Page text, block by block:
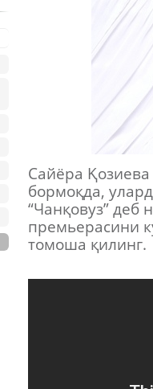
Сайёра
бормоқда,
“Чанқовуз” деб
премьерасини
томоша